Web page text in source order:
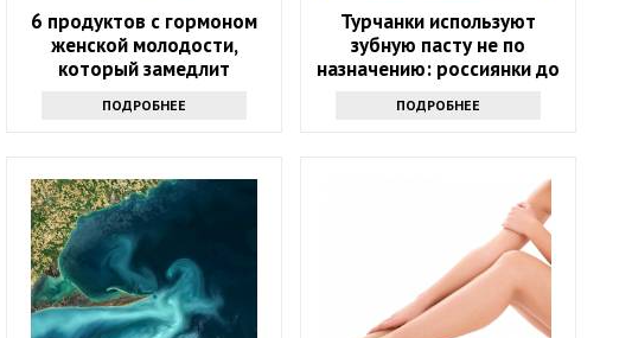
6 продуктов с гормоном
женской молодости,
который замедлит
ПОДРОБНЕЕ
Турчанки используют
зубную пасту не по
назначению: россиянки до
ПОДРОБНЕЕ